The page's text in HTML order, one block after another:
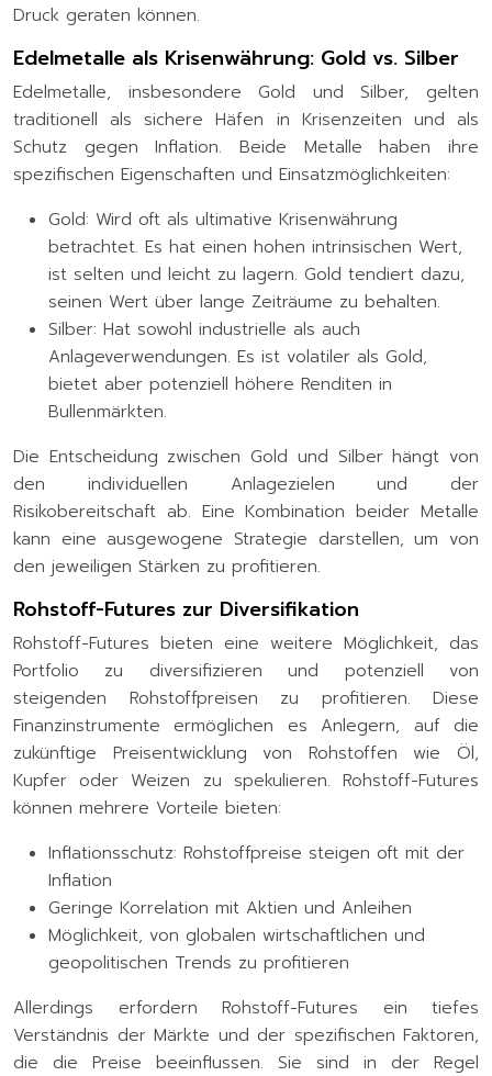
Druck geraten können.
Edelmetalle als Krisenwährung: Gold vs. Silber
Edelmetalle, insbesondere Gold und Silber, gelten
traditionell als sichere Häfen in Krisenzeiten und als
Schutz gegen Inflation. Beide Metalle haben ihre
spezifischen Eigenschaften und Einsatzmöglichkeiten:
Gold: Wird oft als ultimative Krisenwährung
betrachtet. Es hat einen hohen intrinsischen Wert,
ist selten und leicht zu lagern. Gold tendiert dazu,
seinen Wert über lange Zeiträume zu behalten.
Silber: Hat sowohl industrielle als auch
Anlageverwendungen. Es ist volatiler als Gold,
bietet aber potenziell höhere Renditen in
Bullenmärkten.
Die Entscheidung zwischen Gold und Silber hängt von
den individuellen Anlagezielen und der
Risikobereitschaft ab. Eine Kombination beider Metalle
kann eine ausgewogene Strategie darstellen, um von
den jeweiligen Stärken zu profitieren.
Rohstoff-Futures zur Diversifikation
Rohstoff-Futures bieten eine weitere Möglichkeit, das
Portfolio zu diversifizieren und potenziell von
steigenden Rohstoffpreisen zu profitieren. Diese
Finanzinstrumente ermöglichen es Anlegern, auf die
zukünftige Preisentwicklung von Rohstoffen wie Öl,
Kupfer oder Weizen zu spekulieren. Rohstoff-Futures
können mehrere Vorteile bieten:
Inflationsschutz: Rohstoffpreise steigen oft mit der
Inflation
Geringe Korrelation mit Aktien und Anleihen
Möglichkeit, von globalen wirtschaftlichen und
geopolitischen Trends zu profitieren
Allerdings erfordern Rohstoff-Futures ein tiefes
Verständnis der Märkte und der spezifischen Faktoren,
die die Preise beeinflussen. Sie sind in der Regel